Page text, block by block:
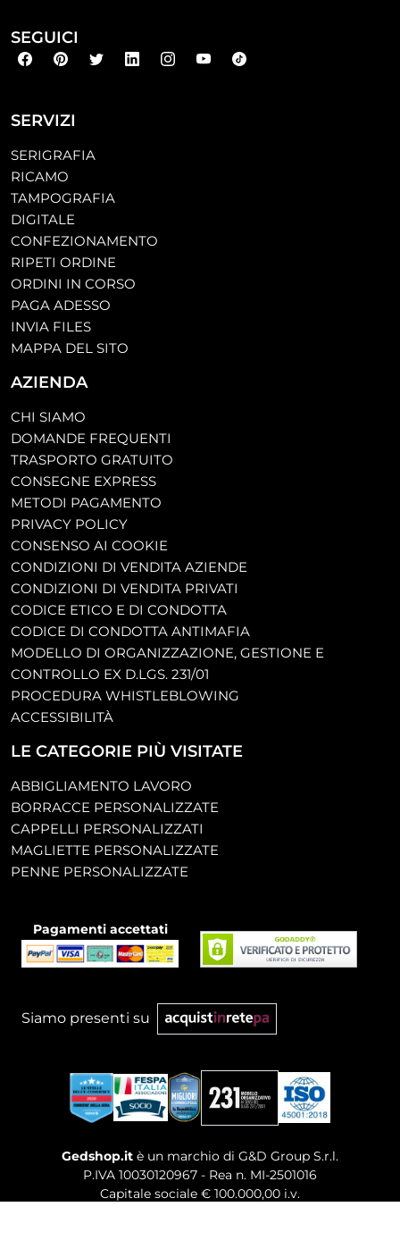
SERVIZI
SERIGRAFIA
RICAMO
TAMPOGRAFIA
DIGITALE
CONFEZIONAMENTO
RIPETI ORDINE
ORDINI IN CORSO
PAGA ADESSO
INVIA FILES
MAPPA DEL SITO
AZIENDA
CHI SIAMO
DOMANDE FREQUENTI
TRASPORTO GRATUITO
CONSEGNE EXPRESS
METODI PAGAMENTO
PRIVACY POLICY
CONSENSO AI COOKIE
CONDIZIONI DI VENDITA AZIENDE
CONDIZIONI DI VENDITA PRIVATI
CODICE ETICO E DI CONDOTTA
CODICE DI CONDOTTA ANTIMAFIA
MODELLO DI ORGANIZZAZIONE, GESTIONE E
CONTROLLO EX D.LGS. 231/01
PROCEDURA WHISTLEBLOWING
ACCESSIBILITÀ
LE CATEGORIE PIÙ VISITATE
ABBIGLIAMENTO LAVORO
BORRACCE PERSONALIZZATE
CAPPELLI PERSONALIZZATI
MAGLIETTE PERSONALIZZATE
PENNE PERSONALIZZATE
SEGUICI
Pagamenti accettati
Siamo presenti su
Gedshop.it è un marchio di G&D Group S.r.l.
P.IVA 10030120967 - Rea n. MI-2501016
Capitale sociale € 100.000,00 i.v.